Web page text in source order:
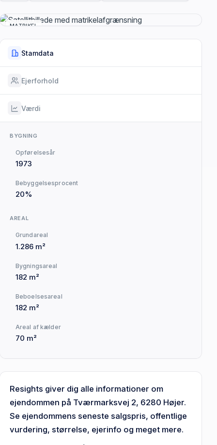
MATRIKEL
Stamdata
Ejerforhold
Værdi
BYGNING
Opførelsesår
1973
Bebyggelsesprocent
20%
AREAL
Grundareal
1.286 m²
Bygningsareal
182 m²
Beboelsesareal
182 m²
Areal af kælder
70 m²
Resights giver dig alle informationer om
ejendommen på Tværmarksvej 2, 6280 Højer.
Se ejendommens seneste salgspris, offentlige
vurdering, størrelse, ejerinfo og meget mere.